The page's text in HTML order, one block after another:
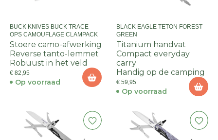
BUCK KNIVES BUCK TRACE
OPS CAMOUFLAGE CLAMPACK
Stoere camo-afwerking
Reverse tanto-lemmet
Robuust in het veld
€ 82,95
Op voorraad
BLACK EAGLE TETON FOREST
GREEN
Titanium handvat
Compact everyday
carry
Handig op de camping
€ 59,95
Op voorraad